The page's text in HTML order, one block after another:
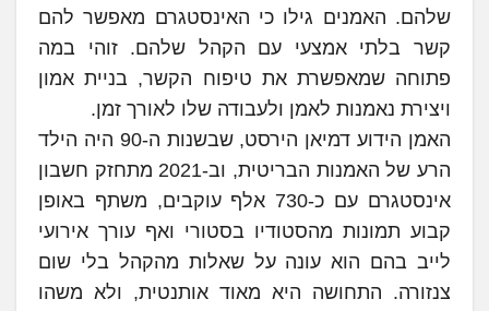
שלהם. האמנים גילו כי האינסטגרם מאפשר להם
קשר בלתי אמצעי עם הקהל שלהם. זוהי במה
פתוחה שמאפשרת את טיפוח הקשר, בניית אמון
ויצירת נאמנות לאמן ולעבודה שלו לאורך זמן.
האמן הידוע דמיאן הירסט, שבשנות ה-90 היה הילד
הרע של האמנות הבריטית, וב-2021 מתחזק חשבון
אינסטגרם עם כ-730 אלף עוקבים, משתף באופן
קבוע תמונות מהסטודיו בסטורי ואף עורך אירועי
לייב בהם הוא עונה על שאלות מהקהל בלי שום
צנזורה. התחושה היא מאוד אותנטית, ולא משהו